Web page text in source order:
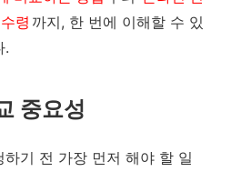
령 까지, 한 번에 이해할 수 있
.
중요성
기 전 가장 먼저 해야 할 일